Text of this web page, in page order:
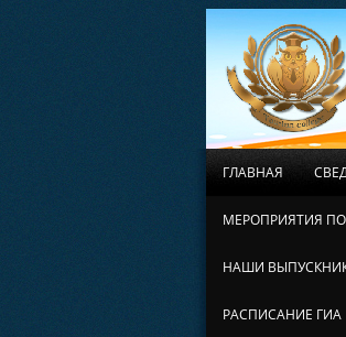
ГЛАВНАЯ
МЕРОПРИЯТИЯ
НАШИ
РАСПИСАНИЕ ГИА